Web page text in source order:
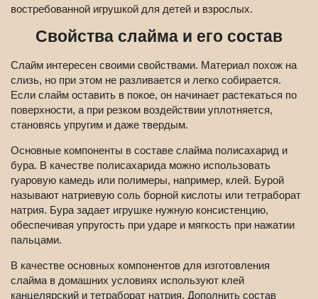
востребованной игрушкой для детей и взрослых.
Свойства слайма и его состав
Слайм интересен своими свойствами. Материал похож на
слизь, но при этом не разливается и легко собирается.
Если слайм оставить в покое, он начинает растекаться по
поверхности, а при резком воздействии уплотняется,
становясь упругим и даже твердым.
Основные компоненты в составе слайма полисахарид и
бура. В качестве полисахарида можно использовать
гуаровую камедь или полимеры, например, клей. Бурой
называют натриевую соль борной кислоты или тетраборат
натрия. Бура задает игрушке нужную консистенцию,
обеспечивая упругость при ударе и мягкость при нажатии
пальцами.
В качестве основных компонентов для изготовления
слайма в домашних условиях используют клей
канцелярский и тетраборат натрия. Дополнить состав